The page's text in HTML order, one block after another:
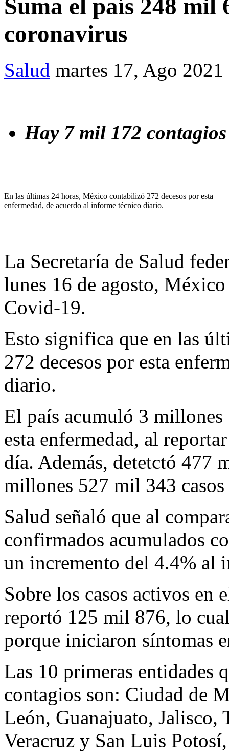
Suma el país 248 mil
coronavirus
Salud martes 17, Ago 2021
Hay 7 mil 172
En las últimas 24 horas, México contabilizó 272 decesos por esta
enfermedad, de acuerdo al informe técnico diario.
La Secretaría de Salud
lunes 16 de agosto,
Covid-19.
Esto significa que en las
272 decesos por esta
diario.
El país acumuló 3
esta enfermedad, al
día. Además, detetctó 477
millones 527 mil 343
Salud señaló que al
confirmados acumulados
un incremento del 4.4% al
Sobre los casos activos en
reportó 125 mil 876, lo
porque iniciaron síntomas
Las 10 primeras entidades
contagios son: Ciudad de
León, Guanajuato, Jalisco,
Veracruz y San Luis